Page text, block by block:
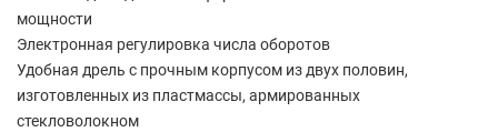
мощности
Электронная регулировка числа оборотов
Удобная дрель с прочным корпусом из двух половин,
изготовленных из пластмассы, армированных
стекловолокном